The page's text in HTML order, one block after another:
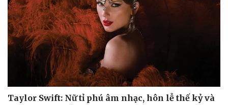
Taylor Swift: Nữ tỉ phú âm nhạc, hôn lễ thế kỷ và